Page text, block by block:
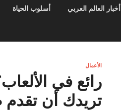
أخبار العالم العربي أسلوب الحياة
الأعمال
رائع في
تريدك أن